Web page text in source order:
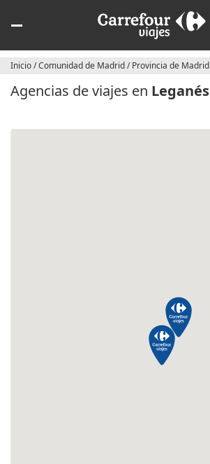
Inicio/Comunidad de Madrid/Provincia de Madrid
Agencias de viajes en Leganés